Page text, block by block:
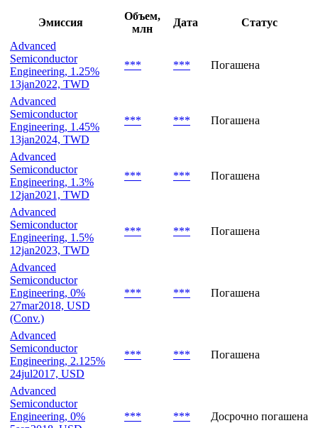
Эмиссия
Объем,
млн
Дата
Статус
Advanced
Semiconductor
Engineering, 1.25%
13jan2022, TWD
*** *** Погашена
Advanced
Semiconductor
Engineering, 1.45%
13jan2024, TWD
*** *** Погашена
Advanced
Semiconductor
Engineering, 1.3%
12jan2021, TWD
*** *** Погашена
Advanced
Semiconductor
Engineering, 1.5%
12jan2023, TWD
*** *** Погашена
Advanced
Semiconductor
Engineering, 0%
27mar2018, USD
(Conv.)
*** *** Погашена
Advanced
Semiconductor
Engineering, 2.125%
24jul2017, USD
*** *** Погашена
Advanced
Semiconductor
Engineering, 0%
*** *** Досрочно погашена